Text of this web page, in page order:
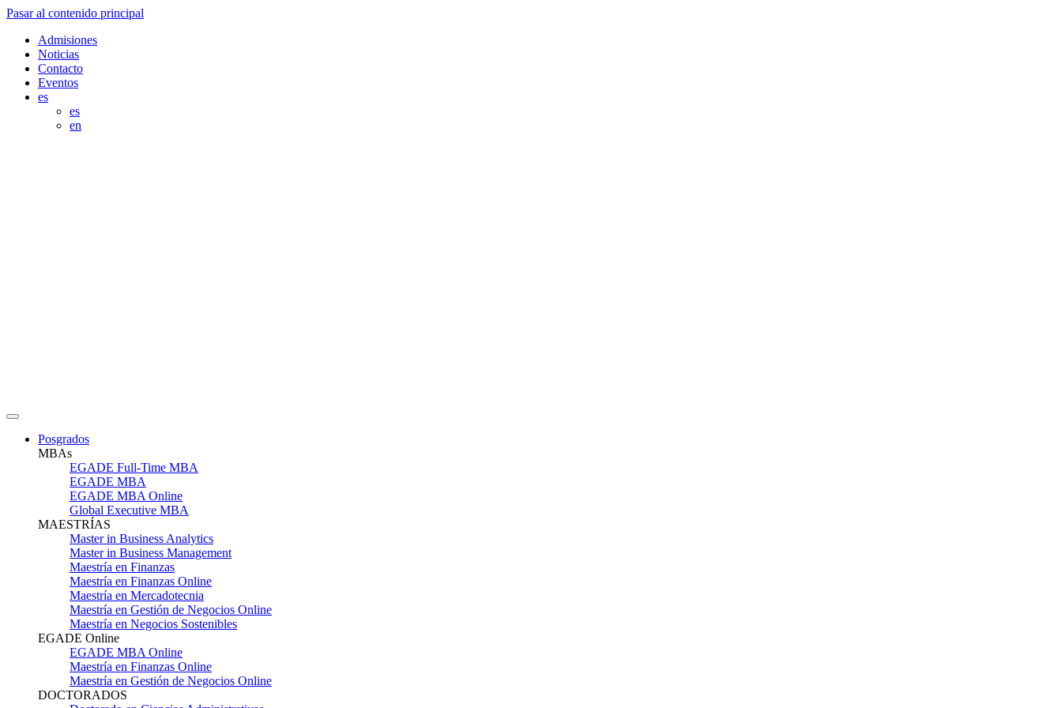
Pasar al contenido principal
Admisiones
Noticias
Contacto
Eventos
es
es
en
Posgrados
MBAs
EGADE Full-Time MBA
EGADE MBA
EGADE MBA Online
Global Executive MBA
MAESTRÍAS
Master in Business Analytics
Master in Business Management
Maestría en Finanzas
Maestría en Finanzas Online
Maestría en Mercadotecnia
Maestría en Gestión de Negocios Online
Maestría en Negocios Sostenibles
EGADE Online
EGADE MBA Online
Maestría en Finanzas Online
Maestría en Gestión de Negocios Online
DOCTORADOS